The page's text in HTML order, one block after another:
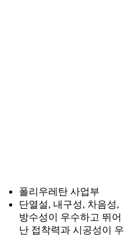
폴리우레탄 사업부
단열설, 내구성, 차음성,
방수성이 우수하고 뛰어
난 접착력과 시공성이 우